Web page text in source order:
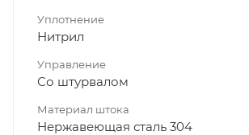
Уплотнение
Нитрил
Управление
Со штурвалом
Материал штока
Нержавеющая сталь 304